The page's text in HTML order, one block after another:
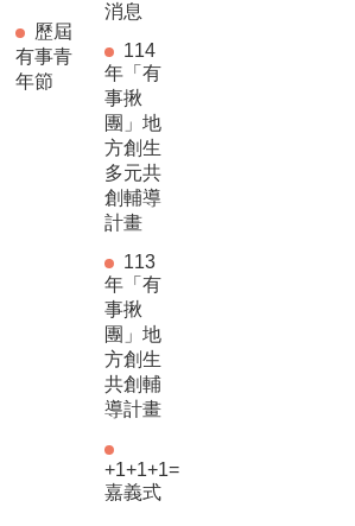
歷屆
有事青
年節
消息
114
年「有
事揪
團」地
方創生
多元共
創輔導
計畫
113
年「有
事揪
團」地
方創生
共創輔
導計畫
+1+1+1=
嘉義式